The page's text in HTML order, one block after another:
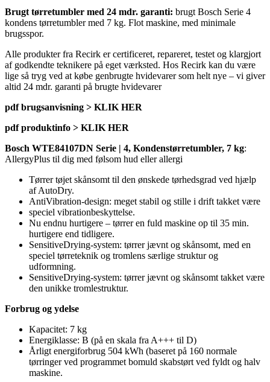
Brugt tørretumbler med 24 mdr. garanti: brugt Bosch Serie 4
kondens tørretumbler med 7 kg. Flot maskine, med minimale
brugsspor.
Alle produkter fra Recirk er certificeret, repareret, testet og klargjort
af godkendte teknikere på eget værksted. Hos Recirk kan du være
lige så tryg ved at købe genbrugte hvidevarer som helt nye – vi giver
altid 24 mdr. garanti på brugte hvidevarer
pdf brugsanvisning > KLIK HER
pdf produktinfo > KLIK HER
Bosch WTE84107DN Serie | 4, Kondenstørretumbler, 7 kg:
AllergyPlus til dig med følsom hud eller allergi
Tørrer tøjet skånsomt til den ønskede tørhedsgrad ved hjælp
af AutoDry.
AntiVibration-design: meget stabil og stille i drift takket være
speciel vibrationbeskyttelse.
Nu endnu hurtigere – tørrer en fuld maskine op til 35 min.
hurtigere end tidligere.
SensitiveDrying-system: tørrer jævnt og skånsomt, med en
speciel tørreteknik og tromlens særlige struktur og
udformning.
SensitiveDrying-system: tørrer jævnt og skånsomt takket være
den unikke tromlestruktur.
Forbrug og ydelse
Kapacitet: 7 kg
Energiklasse: B (på en skala fra A+++ til D)
Årligt energiforbrug 504 kWh (baseret på 160 normale
tørringer ved programmet bomuld skabstørt ved fyldt og halv
maskine.